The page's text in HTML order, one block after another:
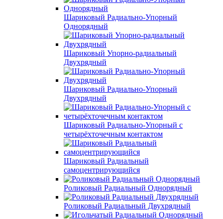
Шариковый Радиально-Упорный
Однорядный
Шариковый Упорно-радиальный
Двухрядный
Шариковый Радиально-Упорный
Двухрядный
Шариковый Радиально-Упорный с
четырёхточечным контактом
Шариковый Радиальный
самоцентрирующийся
Роликовый Радиальный Однорядный
Роликовый Радиальный Двухрядный